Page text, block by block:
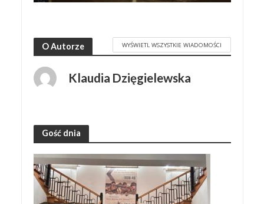
O Autorze WYŚWIETL WSZYSTKIE WIADOMOŚCI
Klaudia Dzięgielewska
Gość dnia